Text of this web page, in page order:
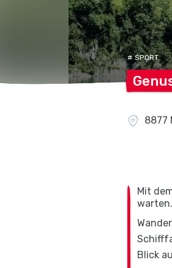
# SPORT
8877
Mit
warten.
Blick